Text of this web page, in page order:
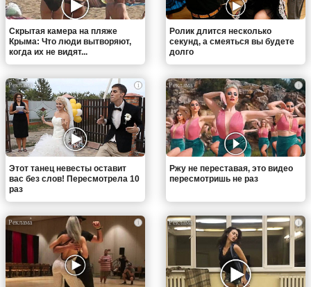
Скрытая камера на пляже
Крыма: Что люди вытворяют,
когда их не видят...
Ролик длится несколько
секунд, а смеяться вы будете
долго
i
Этот танец невесты оставит
вас без слов! Пересмотрела 10
раз
i
Ржу не переставая, это видео
пересмотришь не раз
i i